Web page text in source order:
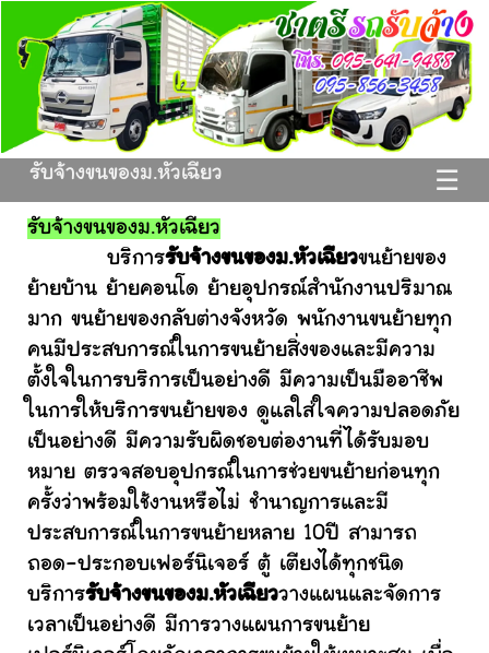
☰
รับจ้างขนของม.หัวเฉียว
รับจ้างขนของม.หัวเฉียว
บริการรับจ้างขนของม.หัวเฉียวขนย้ายของ
ย้ายบ้าน ย้ายคอนโด ย้ายอุปกรณ์สำนักงานปริมาณ
มาก ขนย้ายของกลับต่างจังหวัด พนักงานขนย้ายทุก
คนมีประสบการณ์ในการขนย้ายสิ่งของและมีความ
ตั้งใจในการบริการเป็นอย่างดี มีความเป็นมืออาชีพ
ในการให้บริการขนย้ายของ ดูแลใส่ใจความปลอดภัย
เป็นอย่างดี มีความรับผิดชอบต่องานที่ได้รับมอบ
หมาย ตรวจสอบอุปกรณ์ในการช่วยขนย้ายก่อนทุก
ครั้งว่าพร้อมใช้งานหรือไม่ ชำนาญการและมี
ประสบการณ์ในการขนย้ายหลาย 10ปี สามารถ
ถอด-ประกอบเฟอร์นิเจอร์ ตู้ เตียงได้ทุกชนิด
บริการรับจ้างขนของม.หัวเฉียววางแผนและจัดการ
เวลาเป็นอย่างดี มีการวางแผนการขนย้าย